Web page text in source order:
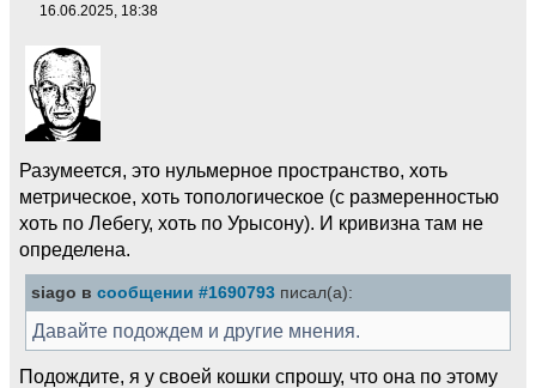
16.06.2025, 18:38
Разумеется, это нульмерное пространство, хоть
метрическое, хоть топологическое (с размеренностью
хоть по Лебегу, хоть по Урысону). И кривизна там не
определена.
siago в сообщении #1690793 писал(а):
Давайте подождем и другие мнения.
Подождите, я у своей кошки спрошу, что она по этому